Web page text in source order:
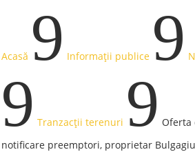
Acasă 9 Informații publice 9
9 Tranzacții terenuri 9 Oferta
notificare preemptori, proprietar